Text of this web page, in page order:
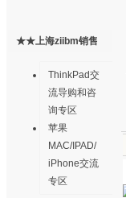
thinkpad论坛
★★上海ziibm销售
ThinkPad交
流导购和咨
询专区
苹果
MAC/IPAD/
iPhone交流
专区